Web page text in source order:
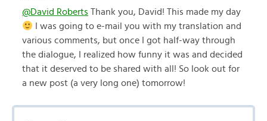
@David Roberts Thank you, David! This made my day
I was going to e-mail you with my translation and
various comments, but once I got half-way through
the dialogue, I realized how funny it was and decided
that it deserved to be shared with all! So look out for
a new post (a very long one) tomorrow!